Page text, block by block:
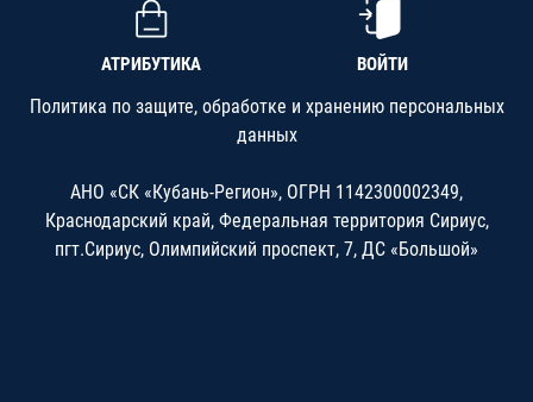
АТРИБУТИКА ВОЙТИ
Политика по защите, обработке и хранению персональных
данных
АНО «СК «Кубань-Регион», ОГРН 1142300002349,
Краснодарский край, Федеральная территория Сириус,
пгт.Сириус, Олимпийский проспект, 7, ДС «Большой»